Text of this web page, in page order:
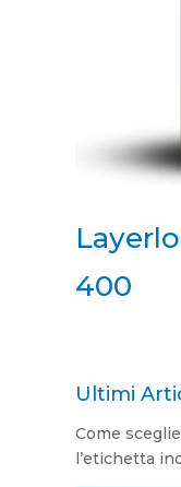
400
Ultimi
Come
l’etichetta